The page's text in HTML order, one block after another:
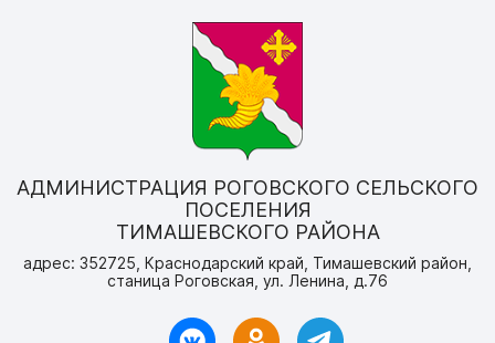
АДМИНИСТРАЦИЯ РОГОВСКОГО СЕЛЬСКОГО
ПОСЕЛЕНИЯ
ТИМАШЕВСКОГО РАЙОНА
адрес: 352725, Краснодарский край, Тимашевский район,
станица Роговская, ул. Ленина, д.76